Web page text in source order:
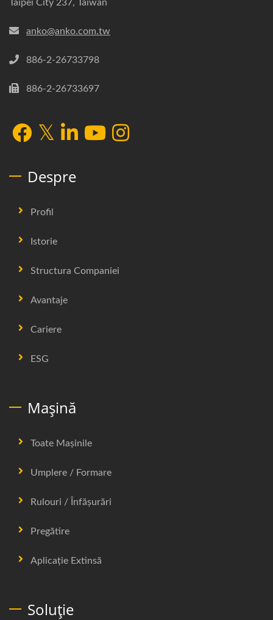
Taipei City 237, Taiwan
anko@anko.com.tw
886-2-26733798
886-2-26733697
Despre
Profil
Istorie
Structura Companiei
Avantaje
Cariere
ESG
Mașină
Toate Mașinile
Umplere / Formare
Rulouri / Înfășurări
Pregătire
Aplicație Extinsă
Soluție